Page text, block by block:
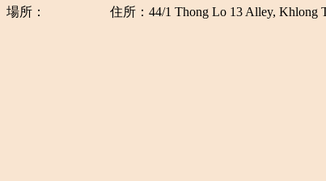
場所： 住所：44/1 Thong Lo 13 Alley, Khlong